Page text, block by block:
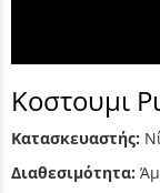
Κοστουμι
Κατασκευαστής:
Διαθεσιμότητα: